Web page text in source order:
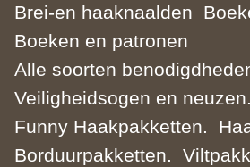
Brei-en haaknaalden
Boeken en patronen
Alle soorten
Veiligheidsogen en neuzen.
Funny Haakpakketten.
Borduurpakketten.